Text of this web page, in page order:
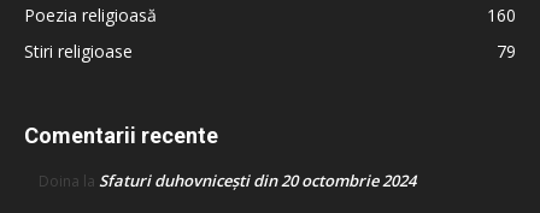
Poezia religioasă
160
Stiri religioase
79
Comentarii recente
Doina la Sfaturi duhovnicești din 20 octombrie 2024